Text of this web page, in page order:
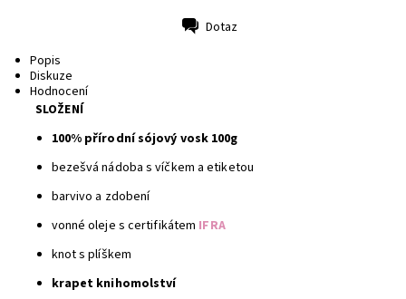
Dotaz
Popis
Diskuze
Hodnocení
SLOŽENÍ
100% přírodní sójový vosk 100g
bezešvá nádoba s víčkem a etiketou
barvivo a zdobení
vonné oleje s certifikátem IFRA
knot s plíškem
krapet knihomolství